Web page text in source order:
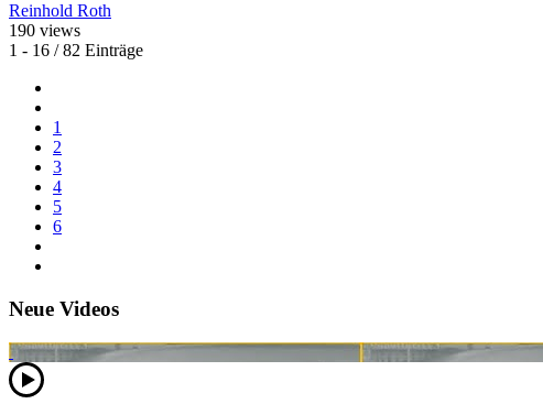
Reinhold Roth
190 views
1 - 16 / 82 Einträge
1
2
3
4
5
6
Neue Videos